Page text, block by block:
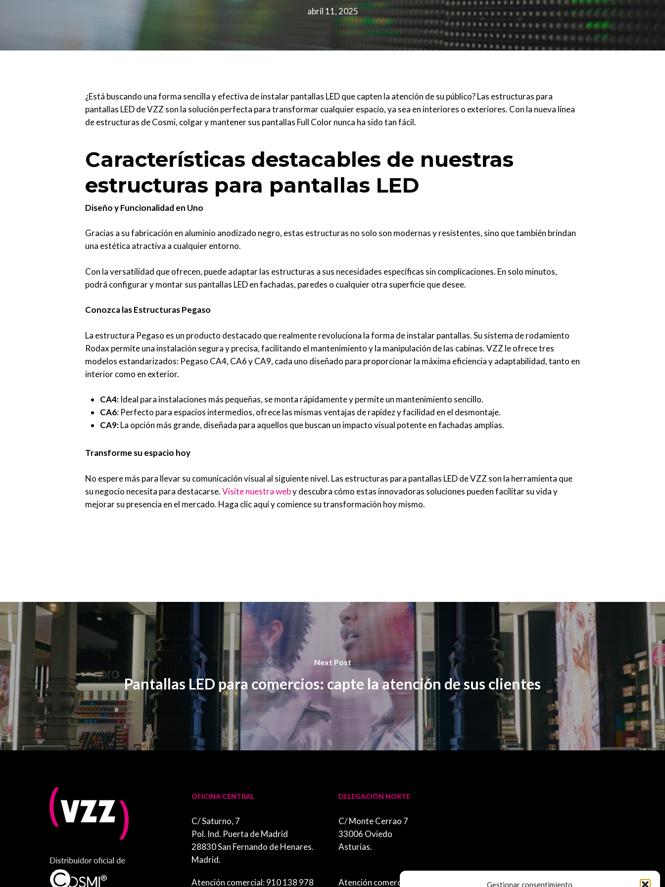
Gestionar consentimiento
abril 11, 2025
¿Está buscando una forma sencilla y efectiva de instalar pantallas LED que capten la atención de su público? Las estructuras para
pantallas LED de VZZ son la solución perfecta para transformar cualquier espacio, ya sea en interiores o exteriores. Con la nueva línea
de estructuras de Cosmi, colgar y mantener sus pantallas Full Color nunca ha sido tan fácil.
Características destacables de nuestras
estructuras para pantallas LED
Diseño y Funcionalidad en Uno
Gracias a su fabricación en aluminio anodizado negro, estas estructuras no solo son modernas y resistentes, sino que también brindan
una estética atractiva a cualquier entorno.
Con la versatilidad que ofrecen, puede adaptar las estructuras a sus necesidades específicas sin complicaciones. En solo minutos,
podrá configurar y montar sus pantallas LED en fachadas, paredes o cualquier otra superficie que desee.
Conozca las Estructuras Pegaso
La estructura Pegaso es un producto destacado que realmente revoluciona la forma de instalar pantallas. Su sistema de rodamiento
Rodax permite una instalación segura y precisa, facilitando el mantenimiento y la manipulación de las cabinas. VZZ le ofrece tres
modelos estandarizados: Pegaso CA4, CA6 y CA9, cada uno diseñado para proporcionar la máxima eficiencia y adaptabilidad, tanto en
interior como en exterior.
CA4: Ideal para instalaciones más pequeñas, se monta rápidamente y permite un mantenimiento sencillo.
CA6: Perfecto para espacios intermedios, ofrece las mismas ventajas de rapidez y facilidad en el desmontaje.
CA9:La opción más grande, diseñada para aquellos que buscan un impacto visual potente en fachadas amplias.
Transforme su espacio hoy
No espere más para llevar su comunicación visual al siguiente nivel. Las estructuras para pantallas LED de VZZ son la herramienta que
su negocio necesita para destacarse.Visite nuestra weby descubra cómo estas innovadoras soluciones pueden facilitar su vida y
mejorar su presencia en el mercado. Haga clic aquí y comience su transformación hoy mismo.
Next Post
Pantallas LED para comercios: capte la atención de sus clientes
OFICINA CENTRAL
C/ Saturno, 7
Pol. Ind. Puerta de Madrid
28830 San Fernando de Henares.
Madrid.
Atención comercial: 910 138 978
DELEGACIÓN NORTE
C/ Monte Cerrao 7
33006 Oviedo
Asturias.
Atención comercial: 697 915 056